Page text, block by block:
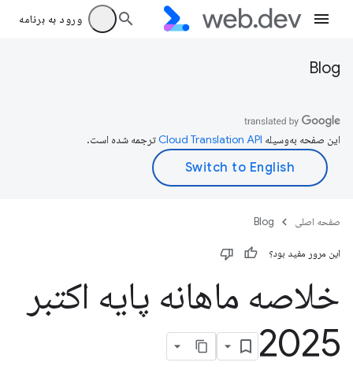
ورود به برنامه
Blog
این صفحه به‌وسیله ترجمه شده است.
صفحه اصلی Blog
این مرور مفید بود؟
خلاصه ماهانه پایه اکتبر
2025